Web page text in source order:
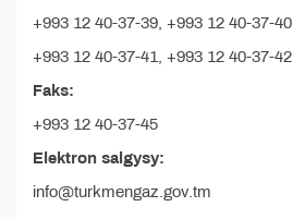
+993 12 40-37-39, +993 12 40-37-40
+993 12 40-37-41, +993 12 40-37-42
Faks:
+993 12 40-37-45
Elektron salgysy:
info@turkmengaz.gov.tm